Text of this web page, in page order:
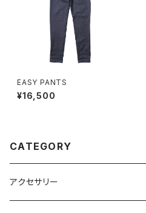
EASY PANTS
¥16,500
CATEGORY
アクセサリー